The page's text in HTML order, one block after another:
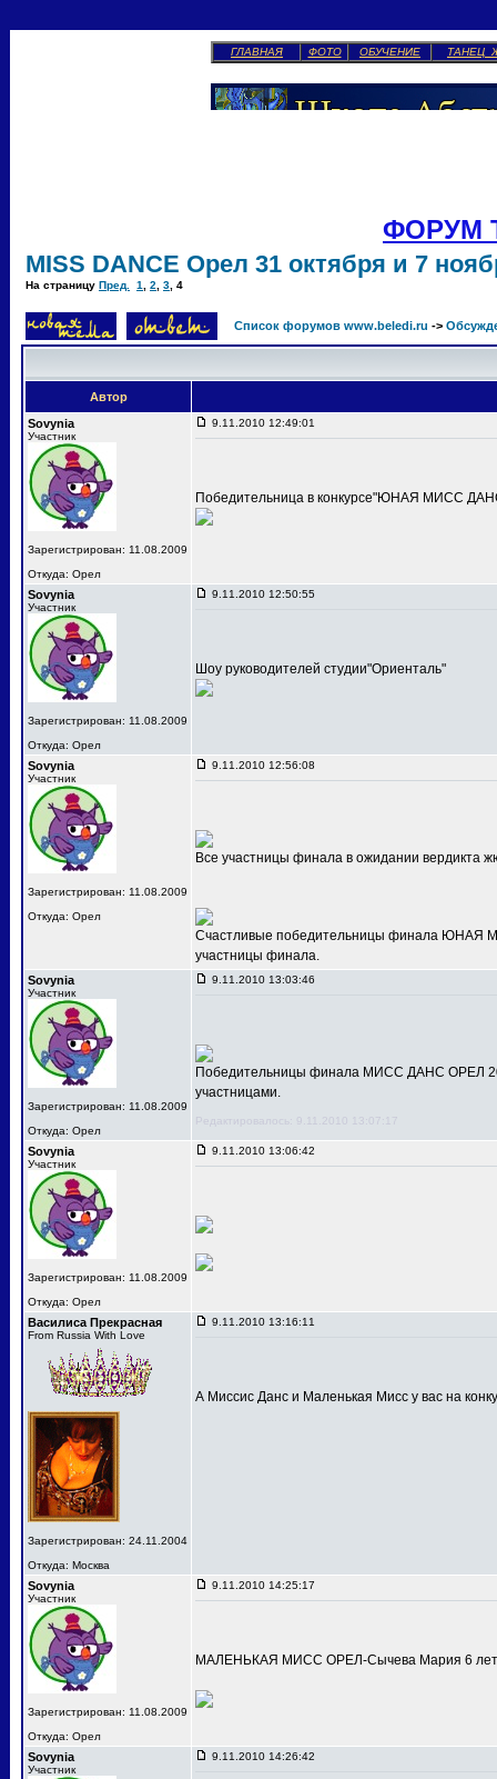
ГЛАВНАЯ ФОТО ОБУЧЕНИЕ ТАНЕЦ
ФОРУМ
MISS DANCE Орел 31 октября и 7
На страницу Пред. 1 2 3 4
Список форумов www.beledi.ru ->
Автор
Sovynia
Участник
Зарегистрирован: 11.08.2009
Откуда: Орел
9.11.2010 12:49:01
Победительница в конкурсе"ЮНАЯ МИСС
Sovynia
Участник
Зарегистрирован: 11.08.2009
Откуда: Орел
9.11.2010 12:50:55
Шоу руководителей студии"Ориенталь"
Sovynia
Участник
Зарегистрирован: 11.08.2009
Откуда: Орел
9.11.2010 12:56:08
Все участницы финала в ожидании вердикта
Счастливые победительницы финала ЮНАЯ
участницы финала.
Sovynia
Участник
Зарегистрирован: 11.08.2009
Откуда: Орел
9.11.2010 13:03:46
Победительницы финала МИСС ДАНС ОРЕЛ
участницами.
Редактировалось: 9.11.2010 13:07:17
Sovynia
Участник
Зарегистрирован: 11.08.2009
Откуда: Орел
9.11.2010 13:06:42
Василиса Прекрасная
From Russia With Love
Зарегистрирован: 24.11.2004
Откуда: Москва
9.11.2010 13:16:11
А Миссис Данс и Маленькая Мисс у вас на
Sovynia
Участник
Зарегистрирован: 11.08.2009
Откуда: Орел
9.11.2010 14:25:17
МАЛЕНЬКАЯ МИСС ОРЕЛ-Сычева Мария 6
Sovynia
Участник
9.11.2010 14:26:42